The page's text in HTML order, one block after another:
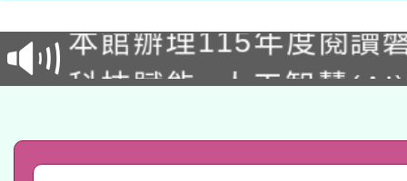
本館辦理115年度閱讀
暨閱讀推動專業研習
科技賦能─人工智慧
「數位內容與教學軟體